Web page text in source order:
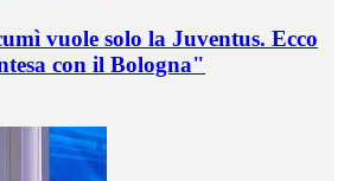
vuole solo la Juventus. Ecco
con il Bologna"